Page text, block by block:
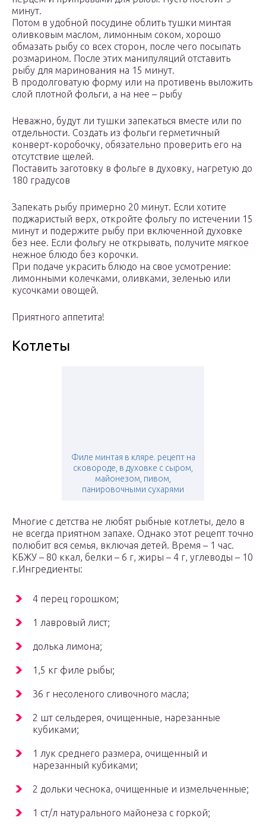
минут.
Потом в удобной посудине облить тушки минтая
оливковым маслом, лимонным соком, хорошо
обмазать рыбу со всех сторон, после чего посыпать
розмарином. После этих манипуляций отставить
рыбу для маринования на 15 минут.
В продолговатую форму или на противень выложить
слой плотной фольги, а на нее – рыбу
Неважно, будут ли тушки запекаться вместе или по
отдельности. Создать из фольги герметичный
конверт-коробочку, обязательно проверить его на
отсутствие щелей.
Поставить заготовку в фольге в духовку, нагретую до
180 градусов
Запекать рыбу примерно 20 минут. Если хотите
поджаристый верх, откройте фольгу по истечении 15
минут и подержите рыбу при включенной духовке
без нее. Если фольгу не открывать, получите мягкое
нежное блюдо без корочки.
При подаче украсить блюдо на свое усмотрение:
лимонными колечками, оливками, зеленью или
кусочками овощей.
Приятного аппетита!
Котлеты
Филе минтая в кляре. рецепт на
сковороде, в духовке с сыром,
майонезом, пивом,
панировочными сухарями
Многие с детства не любят рыбные котлеты, дело в
не всегда приятном запахе. Однако этот рецепт точно
полюбит вся семья, включая детей. Время – 1 час.
КБЖУ – 80 ккал, белки – 6 г, жиры – 4 г, углеводы – 10
г.Ингредиенты:
4 перец горошком;
1 лавровый лист;
долька лимона;
1,5 кг филе рыбы;
36 г несоленого сливочного масла;
2 шт сельдерея, очищенные, нарезанные
кубиками;
1 лук среднего размера, очищенный и
нарезанный кубиками;
2 дольки чеснока, очищенные и измельченные;
1 ст/л натурального майонеза с горкой;